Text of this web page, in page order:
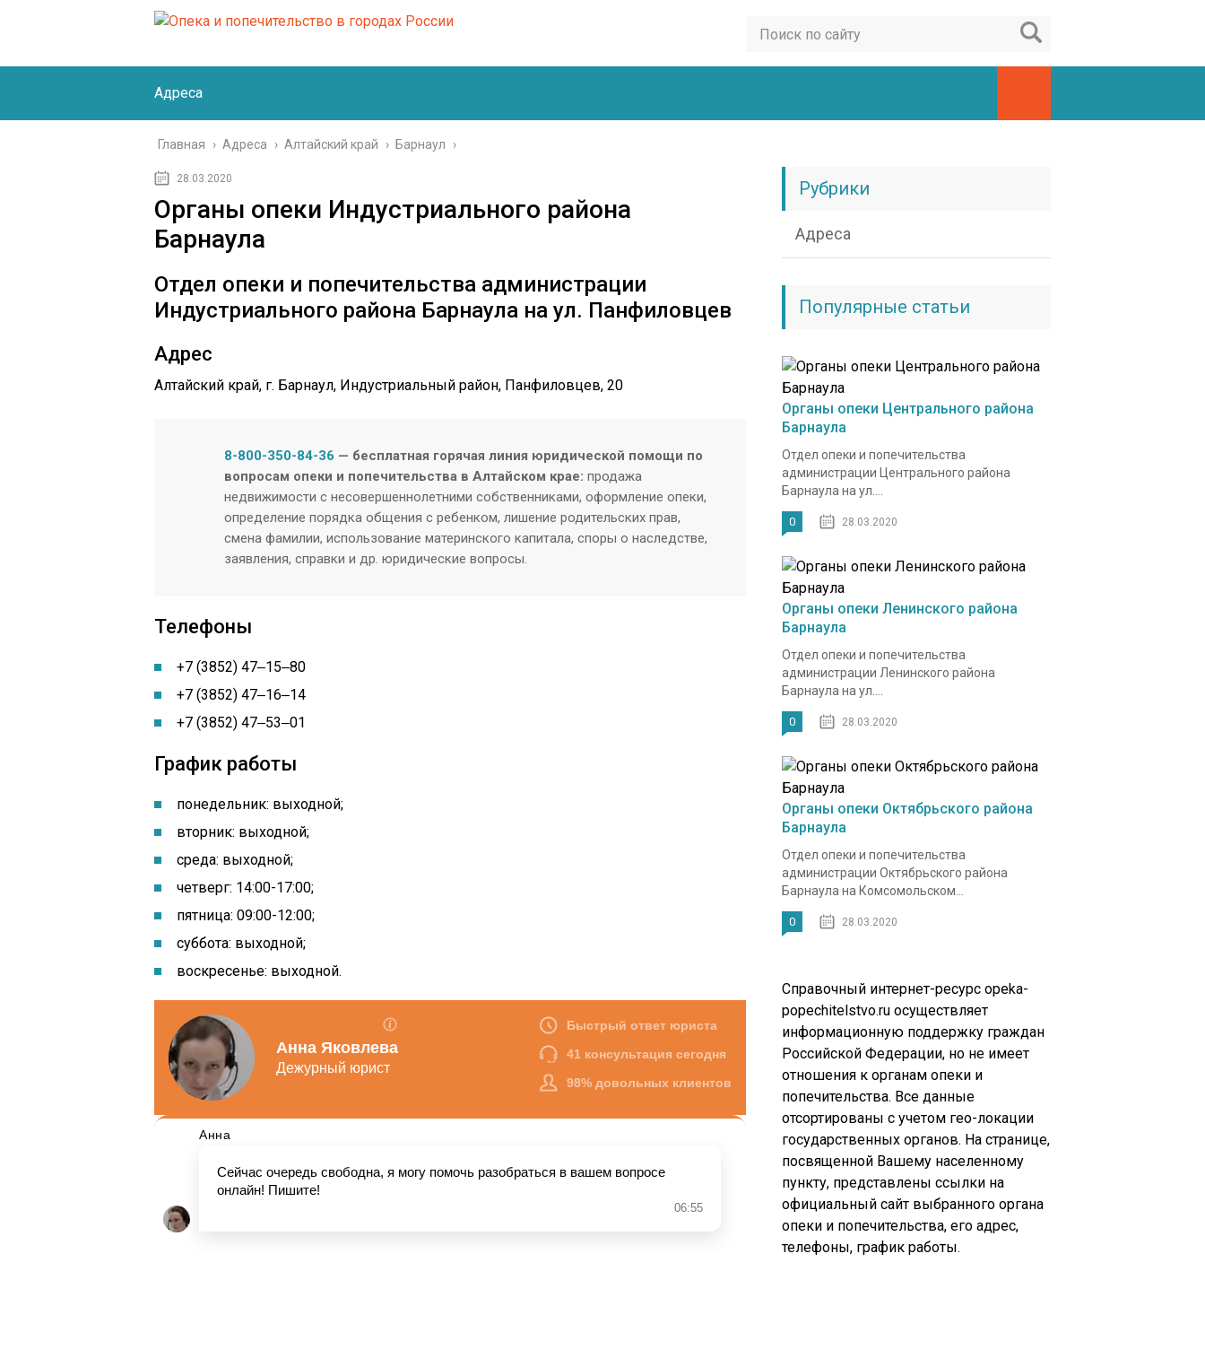
Адреса
Главная › Адреса › Алтайский край › Барнаул ›
28.03.2020
Органы опеки Индустриального района
Барнаула
Отдел опеки и попечительства администрации
Индустриального района Барнаула на ​ул. ​Панфиловцев
Адрес
Алтайский край, г. Барнаул, Индустриальный район, ​​​​​Панфиловцев, 20
8-800-350-84-36 — бесплатная горячая линия юридической помощи по
вопросам опеки и попечительства в Алтайском крае: продажа
недвижимости с несовершеннолетними собственниками, оформление опеки,
определение порядка общения с ребенком, лишение родительских прав,
смена фамилии, использование материнского капитала, споры о наследстве,
заявления, справки и др. юридические вопросы.
Телефоны
+7 (3852) 47‒15‒80
+7 (3852) 47‒16‒14
+7 (3852) 47‒53‒01
График работы
понедельник: выходной;
вторник: выходной;
среда: выходной;
четверг: 14:00-17:00;
пятница: 09:00-12:00;
суббота: выходной;
воскресенье: выходной.
Рубрики
Адреса
Популярные статьи
Органы опеки Центрального района
Барнаула
Отдел опеки и попечительства
администрации Центрального района
Барнаула на​ ул....
0 28.03.2020
Органы опеки Ленинского района
Барнаула
Отдел опеки и попечительства
администрации Ленинского района
Барнаула на ​ул....
0 28.03.2020
Органы опеки Октябрьского района
Барнаула
Отдел опеки и попечительства
администрации Октябрьского района
Барнаула на​ Комсомольском...
0 28.03.2020
Справочный интернет-ресурс opeka-
popechitelstvo.ru осуществляет
информационную поддержку граждан
Российской Федерации, но не имеет
отношения к органам опеки и
попечительства. Все данные
отсортированы с учетом гео-локации
государственных органов. На странице,
посвященной Вашему населенному
пункту, представлены ссылки на
официальный сайт выбранного органа
опеки и попечительства, его адрес,
телефоны, график работы.